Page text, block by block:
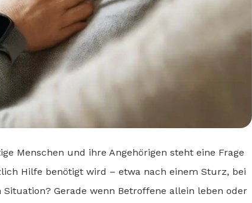
Menschen und ihre Angehörigen steht eine Frage
Hilfe benötigt wird – etwa nach einem Sturz, bei
Gerade wenn Betroffene allein leben oder